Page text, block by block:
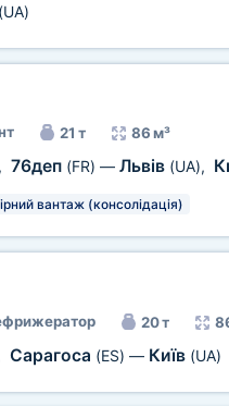
(UA)
21 т 86 м³
, 76деп (FR) — Львів (UA),
вантаж (консолідація)
20 т
Сарагоса (ES) — Київ (UA)